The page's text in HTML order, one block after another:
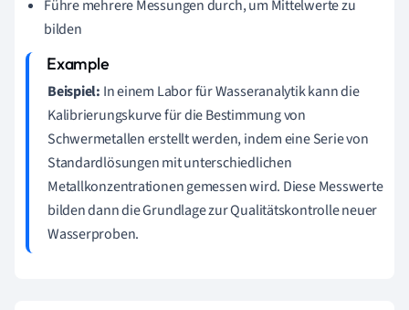
Führe mehrere Messungen durch, um Mittelwerte zu
bilden
Beispiel: In einem Labor für Wasseranalytik kann die
Kalibrierungskurve für die Bestimmung von
Schwermetallen erstellt werden, indem eine Serie von
Standardlösungen mit unterschiedlichen
Metallkonzentrationen gemessen wird. Diese Messwerte
bilden dann die Grundlage zur Qualitätskontrolle neuer
Wasserproben.